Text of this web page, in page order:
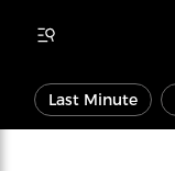
Last Minute